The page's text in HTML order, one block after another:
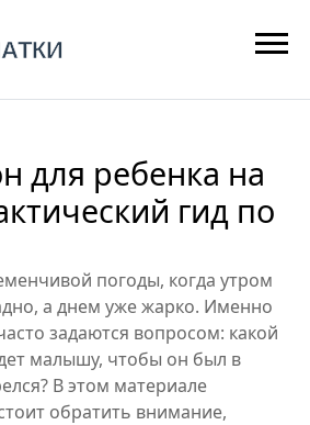
для ребенка на
гид по
погоды, когда утром
а днем уже жарко. Именно
задаются вопросом: какой
малышу, чтобы он был в
В этом материале
обратить внимание,